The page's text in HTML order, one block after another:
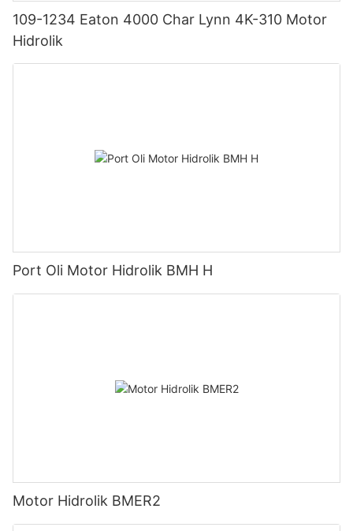
109-1234 Eaton 4000 Char Lynn 4K-310 Motor
Hidrolik
Port Oli Motor Hidrolik BMH H
Motor Hidrolik BMER2